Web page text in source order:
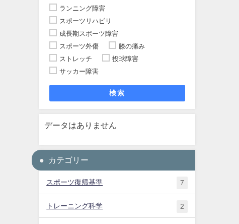
ランニング障害
スポーツリハビリ
成長期スポーツ障害
スポーツ外傷
膝の痛み
ストレッチ
投球障害
サッカー障害
検索
データはありません
カテゴリー
スポーツ復帰基準 7
トレーニング科学 2